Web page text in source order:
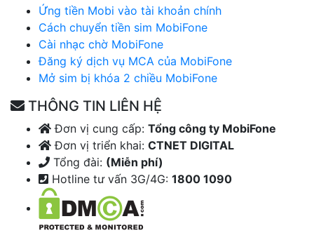
Ứng tiền Mobi vào tài khoản chính
Cách chuyển tiền sim MobiFone
Cài nhạc chờ MobiFone
Đăng ký dịch vụ MCA của MobiFone
Mở sim bị khóa 2 chiều MobiFone
THÔNG TIN LIÊN HỆ
Đơn vị cung cấp: Tổng công ty MobiFone
Đơn vị triển khai: CTNET DIGITAL
Tổng đài: (Miễn phí)
Hotline tư vấn 3G/4G: 1800 1090